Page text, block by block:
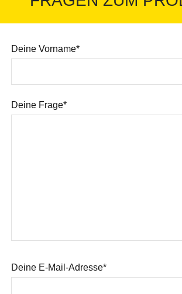
Deine Vorname*
Deine Frage*
Deine E-Mail-Adresse*